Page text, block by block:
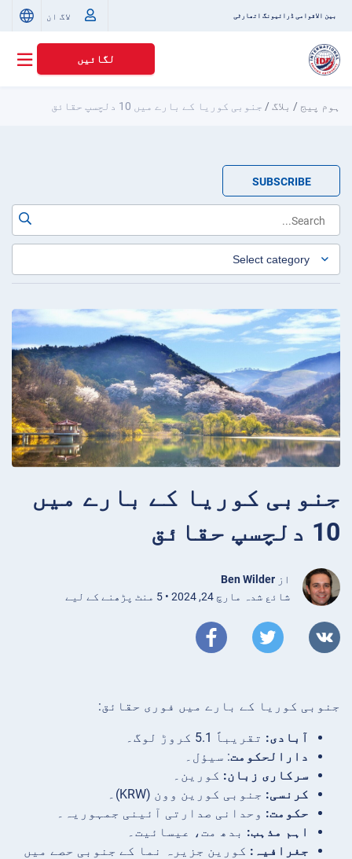
بین الاقوامی ڈرائیونگ اتھارٹی لاگ ان
لگائیں
ہوم پیج / بلاگ/ جنوبی کوریا کے بارے میں 10 دلچسپ حقائق
SUBSCRIBE
جنوبی کوریا کے بارے میں
10 دلچسپ حقائق
از Ben Wilder
شائع شدہ مارچ 24, 2024 • 5 منٹ پڑھنے کے لیے
جنوبی کوریا کے بارے میں فوری حقائق:
آبادی: تقریباً 5.1 کروڑ لوگ۔
دارالحکومت: سیؤل۔
سرکاری زبان: کورین۔
کرنسی: جنوبی کورین وون (KRW)۔
حکومت: وحدانی صدارتی آئینی جمہوریہ۔
اہم مذہب: بدھ مت، عیسائیت۔
جغرافیہ: کورین جزیرہ نما کے جنوبی حصے میں